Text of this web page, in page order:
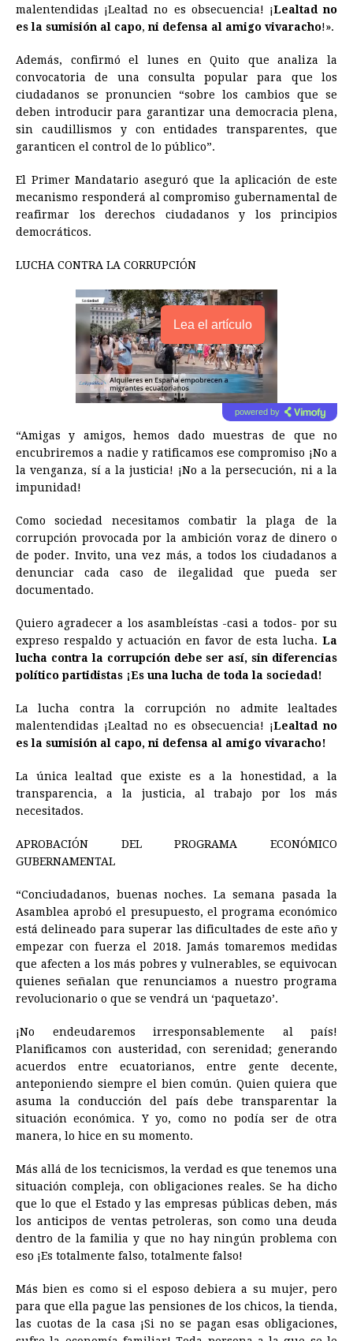
b
o
o
k
e
n
g
e
r
s
A
p
p
a
d
s
e
r
e
s
e
d
I
n
l
t
L
i
n
malentendidas ¡Lealtad no es obsecuencia! ¡Lealtad no
es la sumisión al capo,ni defensa al amigo vivaracho!».
Además, confirmó el lunes en Quito que analiza la
convocatoria de una consulta popular para que los
ciudadanos se pronuncien “sobre los cambios que se
deben introducir para garantizar una democracia plena,
sin caudillismos y con entidades transparentes, que
garanticen el control de lo público”.
El Primer Mandatario aseguró que la aplicación de este
mecanismo responderá al compromiso gubernamental de
reafirmar los derechos ciudadanos y los principios
democráticos.
LUCHA CONTRA LA CORRUPCIÓN
Lea el artículo
powered by
“Amigas y amigos, hemos dado muestras de que no
encubriremos a nadie y ratificamos ese compromiso ¡No a
la venganza, sí a la justicia! ¡No a la persecución, ni a la
impunidad!
Como sociedad necesitamos combatir la plaga de la
corrupción provocada por la ambición voraz de dinero o
de poder. Invito, una vez más, a todos los ciudadanos a
denunciar cada caso de ilegalidad que pueda ser
documentado.
Quiero agradecer a los asambleístas -casi a todos- por su
expreso respaldo y actuación en favor de esta lucha. La
lucha contra la corrupción debe ser así, sin diferencias
político partidistas ¡Es una lucha de toda la sociedad!
La lucha contra la corrupción no admite lealtades
malentendidas ¡Lealtad no es obsecuencia! ¡Lealtad no
es la sumisión al capo, ni defensa al amigo vivaracho!
La única lealtad que existe es a la honestidad, a la
transparencia, a la justicia, al trabajo por los más
necesitados.
APROBACIÓN DEL PROGRAMA ECONÓMICO
GUBERNAMENTAL
“Conciudadanos, buenas noches. La semana pasada la
Asamblea aprobó el presupuesto, el programa económico
está delineado para superar las dificultades de este año y
empezar con fuerza el 2018. Jamás tomaremos medidas
que afecten a los más pobres y vulnerables, se equivocan
quienes señalan que renunciamos a nuestro programa
revolucionario o que se vendrá un ‘paquetazo’.
¡No endeudaremos irresponsablemente al país!
Planificamos con austeridad, con serenidad; generando
acuerdos entre ecuatorianos, entre gente decente,
anteponiendo siempre el bien común. Quien quiera que
asuma la conducción del país debe transparentar la
situación económica. Y yo, como no podía ser de otra
manera, lo hice en su momento.
Más allá de los tecnicismos, la verdad es que tenemos una
situación compleja, con obligaciones reales. Se ha dicho
que lo que el Estado y las empresas públicas deben, más
los anticipos de ventas petroleras, son como una deuda
dentro de la familia y que no hay ningún problema con
eso ¡Es totalmente falso, totalmente falso!
Más bien es como si el esposo debiera a su mujer, pero
para que ella pague las pensiones de los chicos, la tienda,
las cuotas de la casa ¡Si no se pagan esas obligaciones,